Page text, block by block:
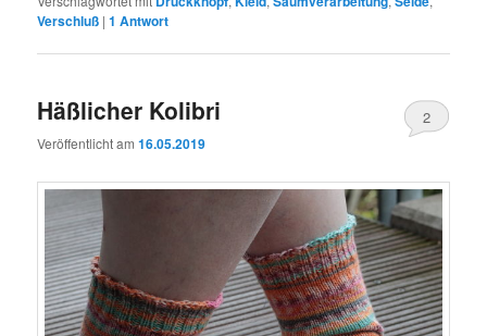
Verschluß |1 Antwort
Häßlicher Kolibri
Veröffentlicht am16.05.2019
2